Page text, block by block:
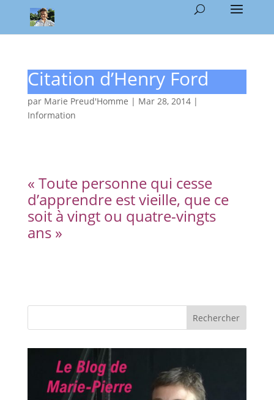
Citation d’Henry Ford
par Marie Preud'Homme | Mar 28, 2014|
Information
« Toute personne qui cesse
d’apprendre est vieille, que ce
soit à vingt ou quatre-vingts
ans »